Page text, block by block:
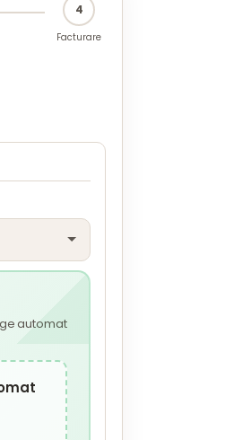
4
Facturare
automat